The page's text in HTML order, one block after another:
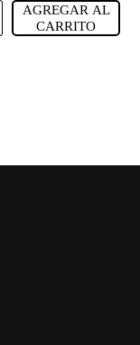
oferta
AGREGAR AL
CARRITO